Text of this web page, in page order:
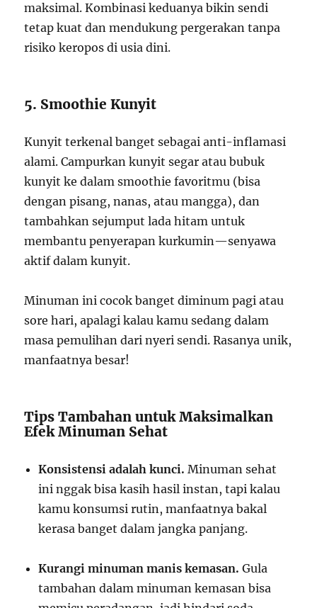
maksimal. Kombinasi keduanya bikin sendi
tetap kuat dan mendukung pergerakan tanpa
risiko keropos di usia dini.
5. Smoothie Kunyit
Kunyit terkenal banget sebagai anti-inflamasi
alami. Campurkan kunyit segar atau bubuk
kunyit ke dalam smoothie favoritmu (bisa
dengan pisang, nanas, atau mangga), dan
tambahkan sejumput lada hitam untuk
membantu penyerapan kurkumin—senyawa
aktif dalam kunyit.
Minuman ini cocok banget diminum pagi atau
sore hari, apalagi kalau kamu sedang dalam
masa pemulihan dari nyeri sendi. Rasanya unik,
manfaatnya besar!
Tips Tambahan untuk Maksimalkan
Efek Minuman Sehat
Konsistensi adalah kunci. Minuman sehat
ini nggak bisa kasih hasil instan, tapi kalau
kamu konsumsi rutin, manfaatnya bakal
kerasa banget dalam jangka panjang.
Kurangi minuman manis kemasan. Gula
tambahan dalam minuman kemasan bisa